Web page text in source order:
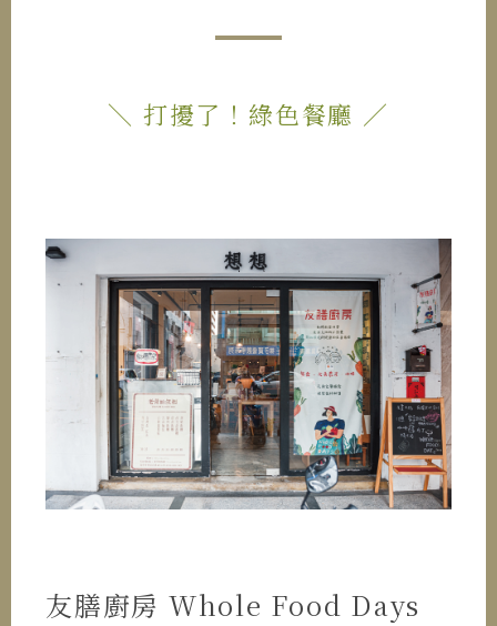
＼ 打擾了！綠色餐廳 ／
友膳廚房 Whole Food Days